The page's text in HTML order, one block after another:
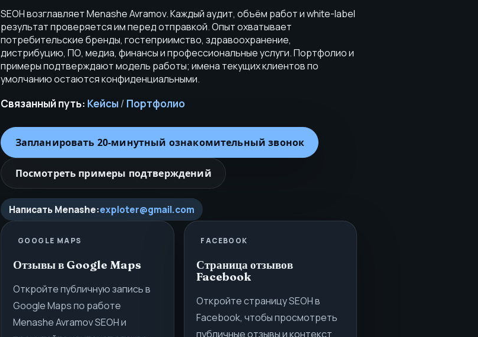
SEOH возглавляет Menashe Avramov. Каждый аудит, объём работ и white-label
результат проверяется им перед отправкой. Опыт охватывает
потребительские бренды, гостеприимство, здравоохранение,
дистрибуцию, ПО, медиа, финансы и профессиональные услуги. Портфолио и
примеры подтверждают модель работы; имена текущих клиентов по
умолчанию остаются конфиденциальными.
Связанный путь: Кейсы/ Портфолио
Запланировать 20‑минутный ознакомительный звонок
Посмотреть примеры подтверждений
Написать Menashe:exploter@gmail.com
GOOGLE MAPS
Отзывы в Google Maps
Откройте публичную запись в
Google Maps по работе
Menashe Avramov SEOH и
FACEBOOK
Страница отзывов
Facebook
Откройте страницу SEOH в
Facebook, чтобы просмотреть
публичные отзывы и контекст